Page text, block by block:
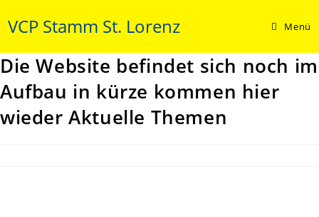
Inhalt
VCP Stamm St. Lorenz Menü
Die Website befindet sich noch im
Aufbau in kürze kommen hier
wieder Aktuelle Themen